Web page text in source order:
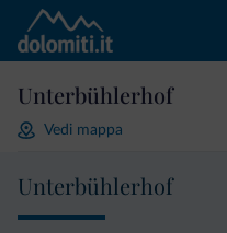
Unterbühlerhof
Vedi mappa
Unterbühlerhof